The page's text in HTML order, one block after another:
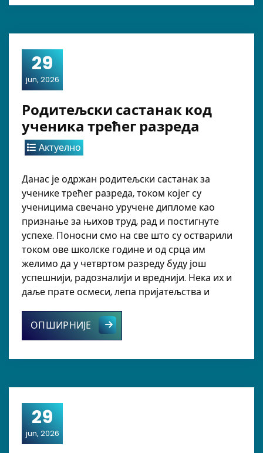
29
jun, 2026
Родитељски састанак код
ученика трећег разреда
Актуелно
Данас је одржан родитељски састанак за
ученике трећег разреда, током којег су
ученицима свечано уручене дипломе као
признање за њихов труд, рад и постигнуте
успехе. Поносни смо на све што су остварили
током ове школске године и од срца им
желимо да у четвртом разреду буду још
успешнији, радозналији и вреднији. Нека их и
даље прате осмеси, лепа пријатељства и
ОПШИРНИЈЕ Родитељски састанак код ученика
29
jun, 2026